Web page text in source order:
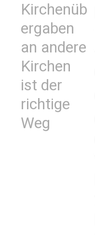
Kirchenüb
ergaben
an andere
Kirchen
ist der
richtige
Weg